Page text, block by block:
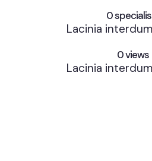
Lacinia
0
Lacinia
0 views